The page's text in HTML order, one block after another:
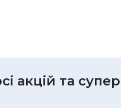
акцій та супер